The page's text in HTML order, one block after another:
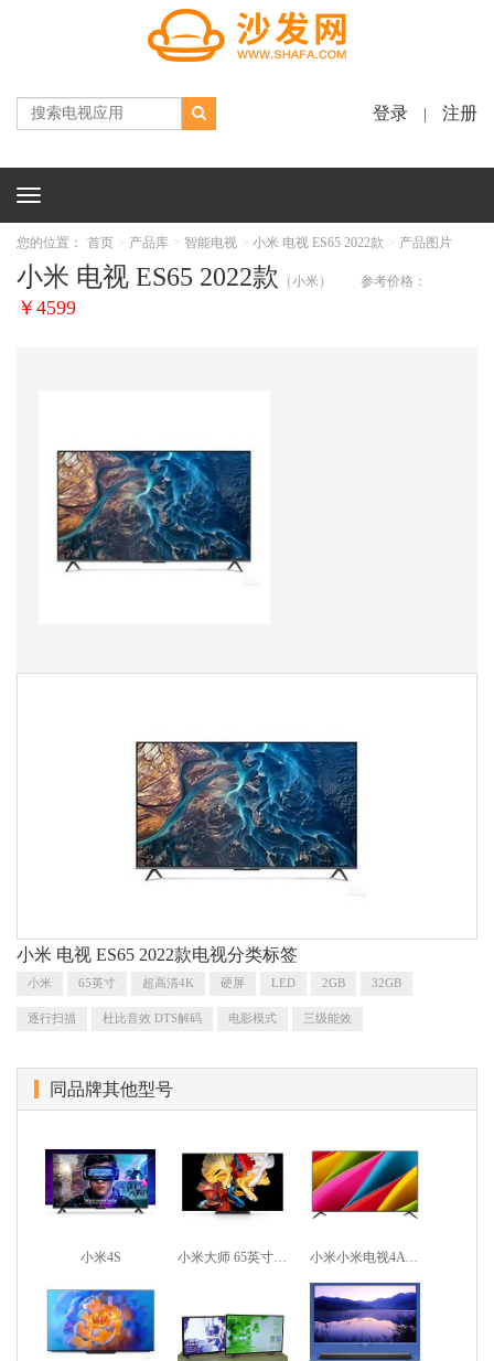
登录 注册
Toggle
您的位置： 首页 产品库 智能电视 小米 电视 ES65 2022款 产品图片
小米 电视 ES65 2022款 （小米） 参考价格：
￥4599
小米 电视 ES65 2022款电视分类标签
小米 65英寸 超高清4K 硬屏 LED 2GB 32GB
逐行扫描 杜比音效 DTS解码 电影模式 三级能效
同品牌其他型号
小米4S